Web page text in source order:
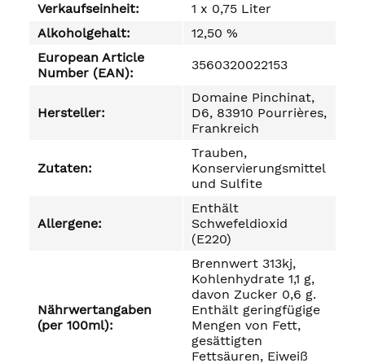
Verkaufseinheit:
1 x 0,75 Liter
Alkoholgehalt:
12,50 %
European Article
Number (EAN):
3560320022153
Hersteller:
Domaine Pinchinat,
D6, 83910 Pourrières,
Frankreich
Zutaten:
Trauben,
Konservierungsmittel
und Sulfite
Allergene:
Enthält
Schwefeldioxid
(E220)
Nährwertangaben
(per 100ml):
Brennwert 313kj,
Kohlenhydrate 1,1 g,
davon Zucker 0,6 g.
Enthält geringfügige
Mengen von Fett,
gesättigten
Fettsäuren, Eiweiß